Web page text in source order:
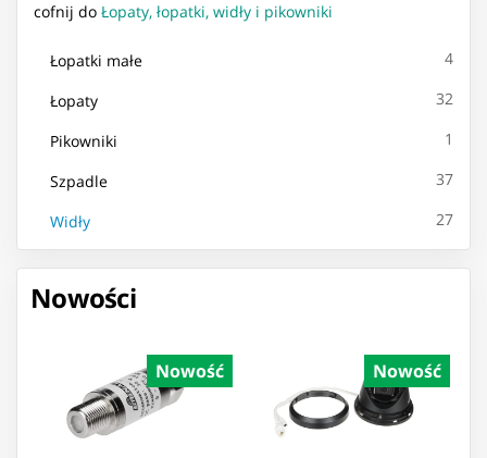
cofnij do Łopaty, łopatki, widły i pikowniki
Łopatki małe 4
Łopaty 32
Pikowniki 1
Szpadle 37
Widły 27
Nowości
Nowość Nowość